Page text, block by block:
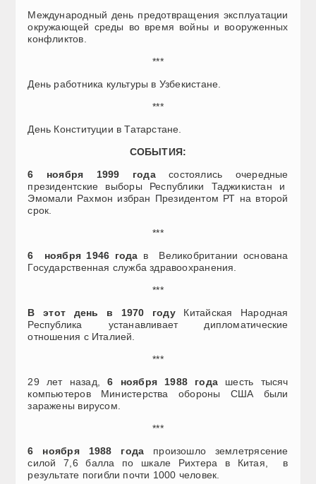
Международный день предотвращения эксплуатации
окружающей среды во время войны и вооруженных
конфликтов.
***
День работника культуры в Узбекистане.
***
День Конституции в Татарстане.
СОБЫТИЯ:
6 ноября 1999 годасостоялись очередные
президентские выборы Республики Таджикистан и
Эмомали Рахмон избран Президентом РТ на второй
срок.
***
6 ноября 1946 года в Великобритании основана
Государственная служба здравоохранения.
***
В этот день в 1970 годуКитайская Народная
Республика устанавливает дипломатические
отношения с Италией.
***
29 лет назад,
6 ноября 1988 года шесть тысяч
компьютеров Министерства обороны США были
заражены вирусом.
***
6 ноября 1988 года произошло землетрясение
силой 7,6 балла по шкале Рихтера в Китая, в
результате погибли почти 1000 человек.